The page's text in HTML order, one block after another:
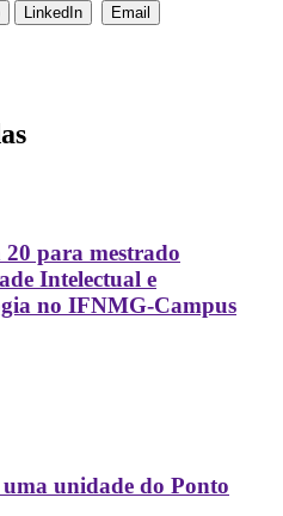
LinkedIn Email
20 para mestrado
Intelectual e
no IFNMG-Campus
unidade do Ponto